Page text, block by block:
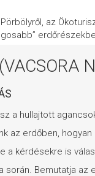
az
a hullajtott
az erdőben, hogyan
a kérdésekre is
során. Bemutatja az